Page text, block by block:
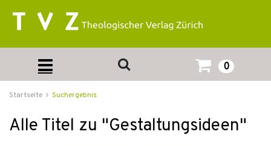
0
Startseite Suchergebnis
Alle Titel zu "Gestaltungsideen"